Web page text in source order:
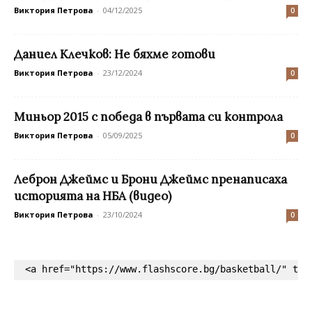
Виктория Петрова - 04/12/2025 0
Даниел Клечков: Не бяхме готови
Виктория Петрова - 23/12/2024 0
Миньор 2015 с победа в първата си контрола
Виктория Петрова - 05/09/2025 0
Леброн Джеймс и Брони Джеймс пренаписаха
историята на НБА (видео)
Виктория Петрова - 23/10/2024 0
<a href="https://www.flashscore.bg/basketball/"